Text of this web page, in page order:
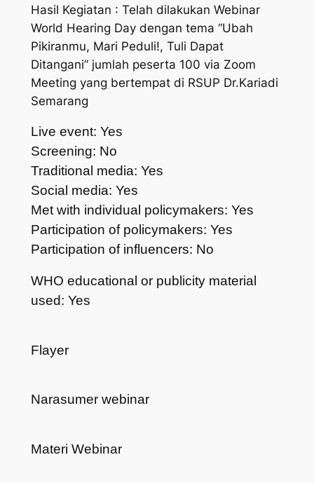
Hasil Kegiatan : Telah dilakukan Webinar
World Hearing Day dengan tema “Ubah
Pikiranmu, Mari Peduli!, Tuli Dapat
Ditangani” jumlah peserta 100 via Zoom
Meeting yang bertempat di RSUP Dr.Kariadi
Semarang
Live event: Yes
Screening: No
Traditional media: Yes
Social media: Yes
Met with individual policymakers: Yes
Participation of policymakers: Yes
Participation of influencers: No
WHO educational or publicity material
used: Yes
Flayer
Narasumer webinar
Materi Webinar